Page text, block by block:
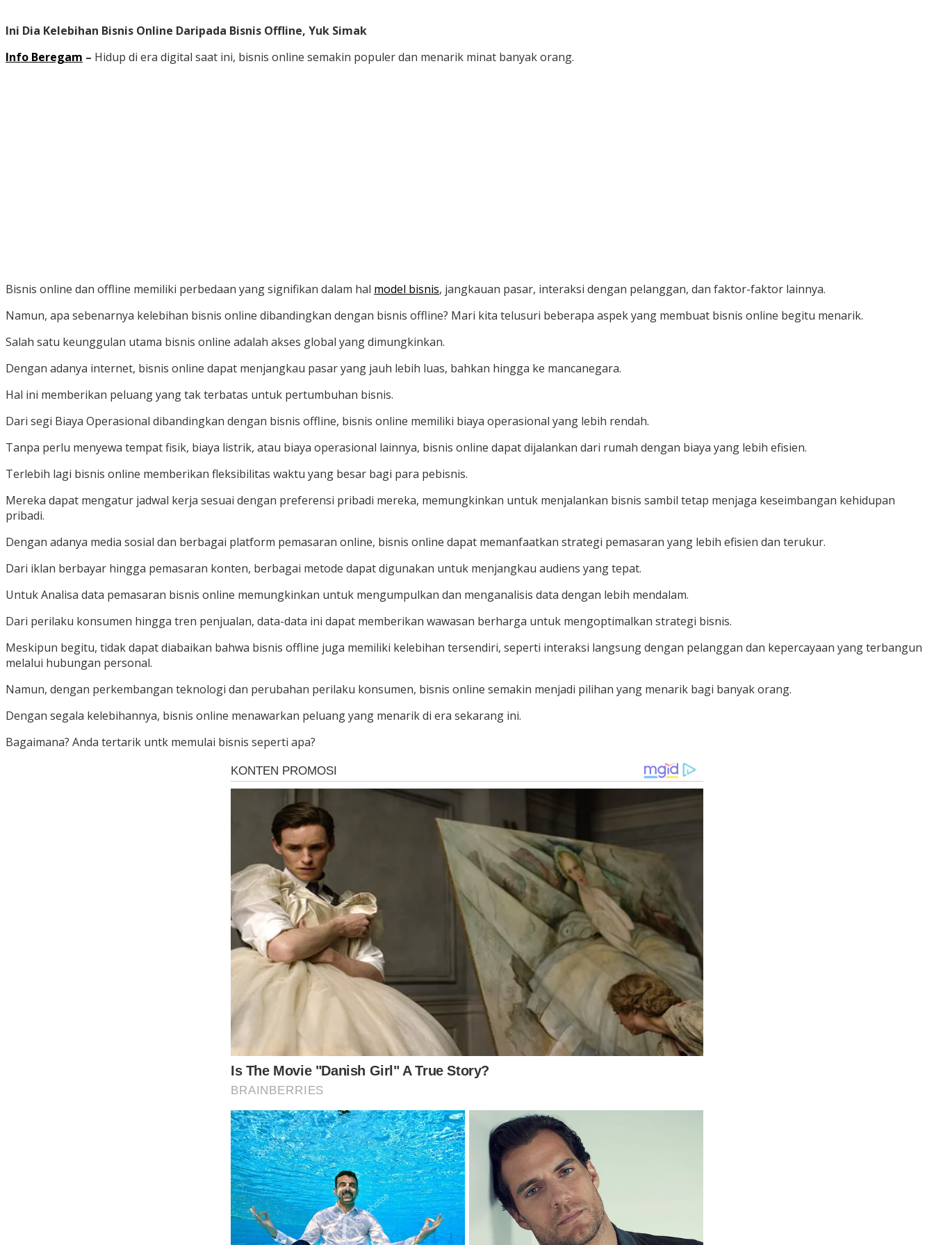
Ini Dia Kelebihan Bisnis Online Daripada Bisnis Offline, Yuk Simak
Info Beregam – Hidup di era digital saat ini, bisnis online semakin populer dan menarik minat banyak orang.
Bisnis online dan offline memiliki perbedaan yang signifikan dalam hal model bisnis, jangkauan pasar, interaksi dengan pelanggan, dan faktor-faktor lainnya.
Namun, apa sebenarnya kelebihan bisnis online dibandingkan dengan bisnis offline? Mari kita telusuri beberapa aspek yang membuat bisnis online begitu menarik.
Salah satu keunggulan utama bisnis online adalah akses global yang dimungkinkan.
Dengan adanya internet, bisnis online dapat menjangkau pasar yang jauh lebih luas, bahkan hingga ke mancanegara.
Hal ini memberikan peluang yang tak terbatas untuk pertumbuhan bisnis.
Dari segi Biaya Operasional dibandingkan dengan bisnis offline, bisnis online memiliki biaya operasional yang lebih rendah.
Tanpa perlu menyewa tempat fisik, biaya listrik, atau biaya operasional lainnya, bisnis online dapat dijalankan dari rumah dengan biaya yang lebih efisien.
Terlebih lagi bisnis online memberikan fleksibilitas waktu yang besar bagi para pebisnis.
Mereka dapat mengatur jadwal kerja sesuai dengan preferensi pribadi mereka, memungkinkan untuk menjalankan bisnis sambil tetap menjaga keseimbangan kehidupan
pribadi.
Dengan adanya media sosial dan berbagai platform pemasaran online, bisnis online dapat memanfaatkan strategi pemasaran yang lebih efisien dan terukur.
Dari iklan berbayar hingga pemasaran konten, berbagai metode dapat digunakan untuk menjangkau audiens yang tepat.
Untuk Analisa data pemasaran bisnis online memungkinkan untuk mengumpulkan dan menganalisis data dengan lebih mendalam.
Dari perilaku konsumen hingga tren penjualan, data-data ini dapat memberikan wawasan berharga untuk mengoptimalkan strategi bisnis.
Meskipun begitu, tidak dapat diabaikan bahwa bisnis offline juga memiliki kelebihan tersendiri, seperti interaksi langsung dengan pelanggan dan kepercayaan yang terbangun
melalui hubungan personal.
Namun, dengan perkembangan teknologi dan perubahan perilaku konsumen, bisnis online semakin menjadi pilihan yang menarik bagi banyak orang.
Dengan segala kelebihannya, bisnis online menawarkan peluang yang menarik di era sekarang ini.
Bagaimana? Anda tertarik untk memulai bisnis seperti apa?